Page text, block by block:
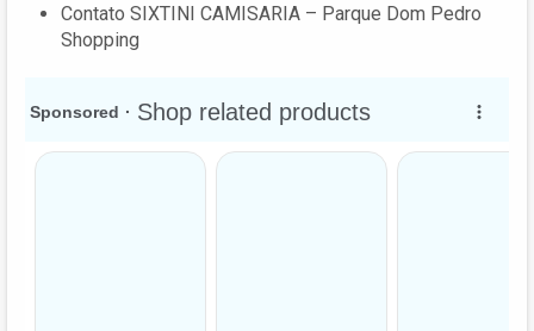
Contato SIXTINI CAMISARIA – Parque Dom Pedro
Shopping